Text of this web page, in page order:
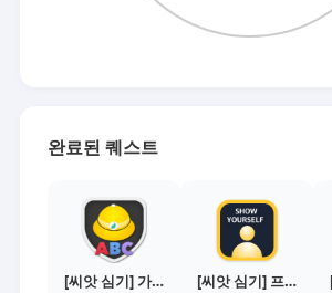
완료된 퀘스트
[씨앗 심기] 가이드보기 - 매체별 활동 가이드 [씨앗 심기] 프로필 사진 등록하기